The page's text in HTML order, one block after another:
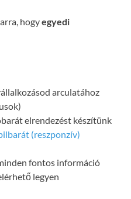
hogyegyedi
arculatához
elrendezést készítünk
(reszponzív)
fontos információ
legyen